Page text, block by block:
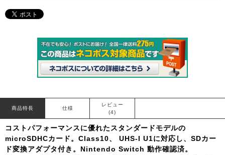
商品特長 仕様
レビュー
(4)
コストパフォーマンスに優れたスタンダードモデルの
microSDHCカード。Class10、 UHS-I U1に対応し、SDカー
ド変換アダプタ付き。Nintendo Switch 動作確認済。